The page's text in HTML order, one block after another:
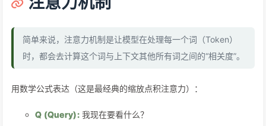
简单来说，注意力机制是让模型在处理每一个词（Token）
时，都会去计算这个词与上下文其他所有词之间的“相关度”。
用数学公式表达（这是最经典的缩放点积注意力）：
Q (Query):我现在要看什么？